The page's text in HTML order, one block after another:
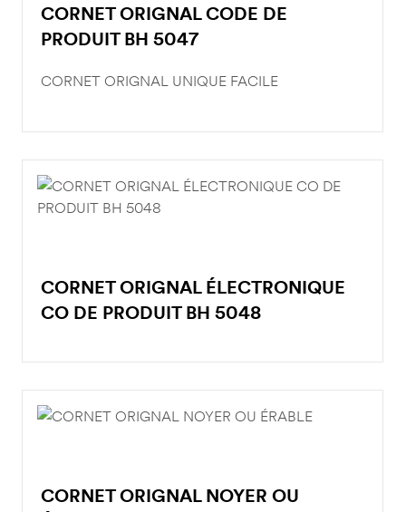
CORNET ORIGNAL CODE DE
PRODUIT BH 5047
CORNET ORIGNAL UNIQUE FACILE
CORNET ORIGNAL ÉLECTRONIQUE
CO DE PRODUIT BH 5048
CORNET ORIGNAL NOYER OU